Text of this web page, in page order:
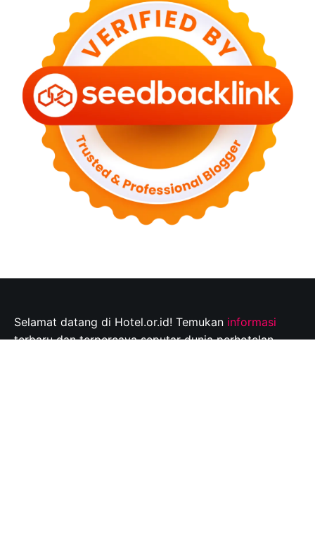
Selamat datang di Hotel.or.id! Temukan informasi
terbaru dan terpercaya seputar dunia perhotelan,